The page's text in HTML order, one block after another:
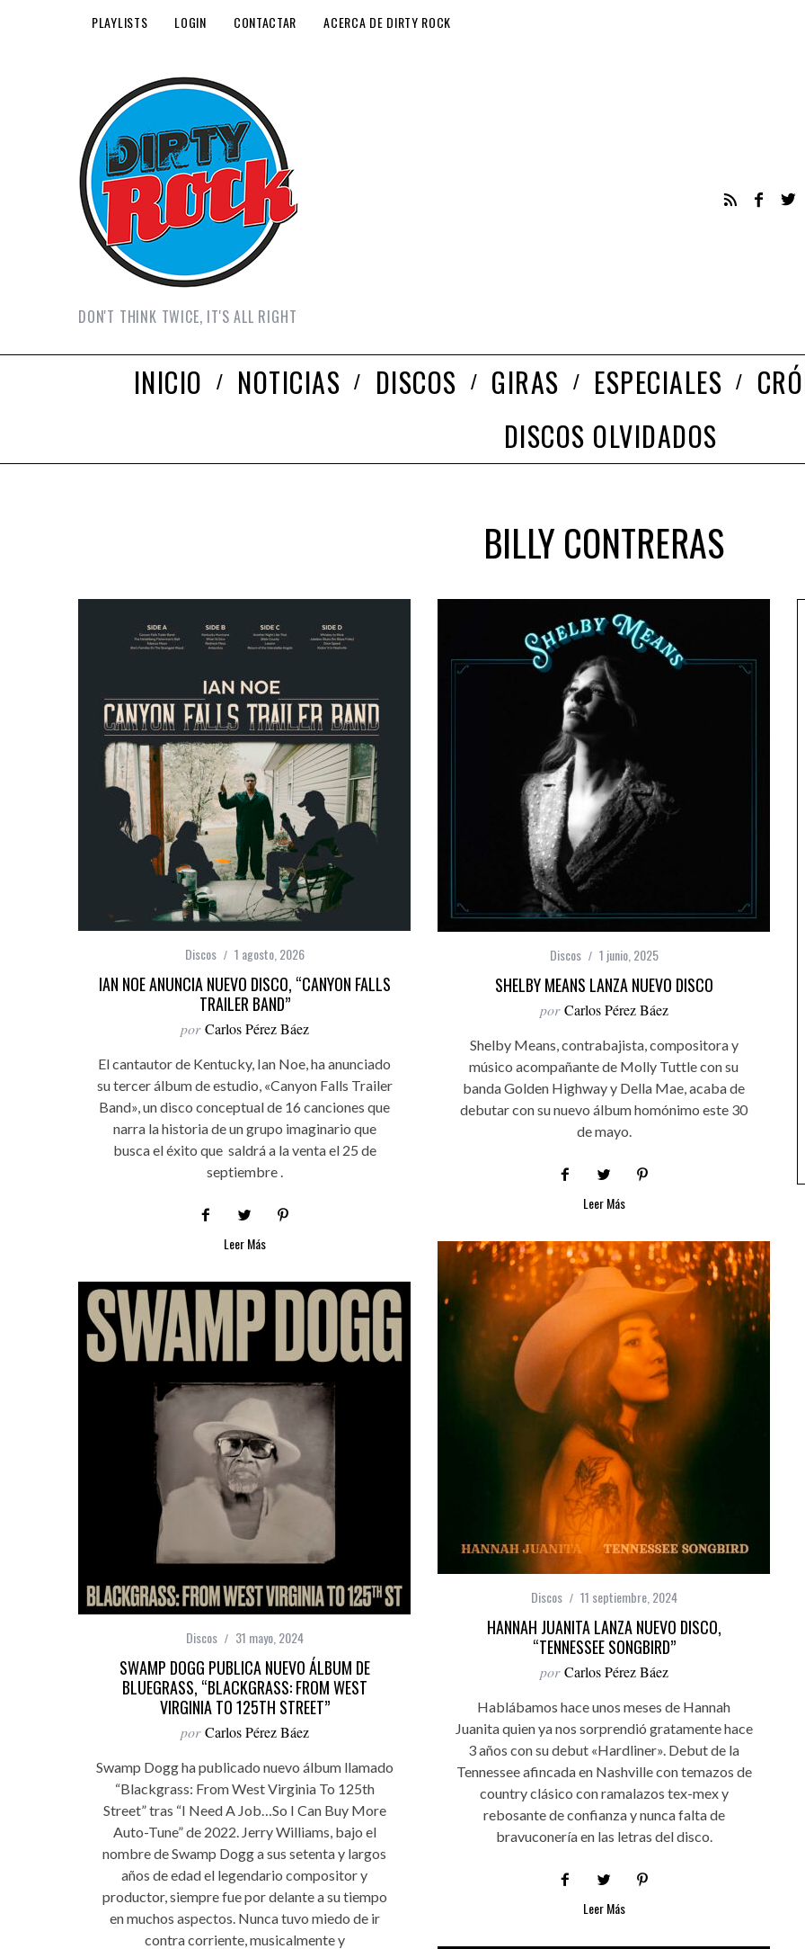
PLAYLISTS LOGIN CONTACTAR ACERCA DE DIRTY ROCK
DON'T THINK TWICE, IT'S ALL RIGHT
INICIO NOTICIAS DISCOS GIRAS ESPECIALES
DISCOS OLVIDADOS
BILLY CONTRERAS
Discos 1 agosto, 2026
IAN NOE ANUNCIA NUEVO DISCO, “CANYON FALLS
TRAILER BAND”
por Carlos Pérez Báez
El cantautor de Kentucky, Ian Noe, ha anunciado
su tercer álbum de estudio, «Canyon Falls Trailer
Band», un disco conceptual de 16 canciones que
narra la historia de un grupo imaginario que
busca el éxito que saldrá a la venta el 25 de
septiembre .
Leer Más
Discos 1 junio, 2025
SHELBY MEANS LANZA NUEVO DISCO
por Carlos Pérez Báez
Shelby Means, contrabajista, compositora y
músico acompañante de Molly Tuttle con su
banda Golden Highway y Della Mae, acaba de
debutar con su nuevo álbum homónimo este 30
de mayo.
Leer Más
Discos 11 septiembre, 2024
HANNAH JUANITA LANZA NUEVO DISCO,
“TENNESSEE SONGBIRD”
por Carlos Pérez Báez
Hablábamos hace unos meses de Hannah
Juanita quien ya nos sorprendió gratamente hace
3 años con su debut «Hardliner». Debut de la
Tennessee afincada en Nashville con temazos de
country clásico con ramalazos tex-mex y
rebosante de confianza y nunca falta de
bravuconería en las letras del disco.
Leer Más
Discos 31 mayo, 2024
SWAMP DOGG PUBLICA NUEVO ÁLBUM DE
BLUEGRASS, “BLACKGRASS: FROM WEST
VIRGINIA TO 125TH STREET”
por Carlos Pérez Báez
Swamp Dogg ha publicado nuevo álbum llamado
“Blackgrass: From West Virginia To 125th
Street” tras “I Need A Job…So I Can Buy More
Auto-Tune” de 2022. Jerry Williams, bajo el
nombre de Swamp Dogg a sus setenta y largos
años de edad el legendario compositor y
productor, siempre fue por delante a su tiempo
en muchos aspectos. Nunca tuvo miedo de ir
contra corriente, musicalmente y